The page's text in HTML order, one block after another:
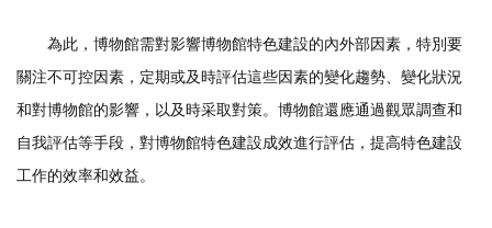
為此，博物館需對影響博物館特色建設的內外部因素，特別要
關注不可控因素，定期或及時評估這些因素的變化趨勢、變化狀況
和對博物館的影響，以及時采取對策。博物館還應通過觀眾調查和
自我評估等手段，對博物館特色建設成效進行評估，提高特色建設
工作的效率和效益。